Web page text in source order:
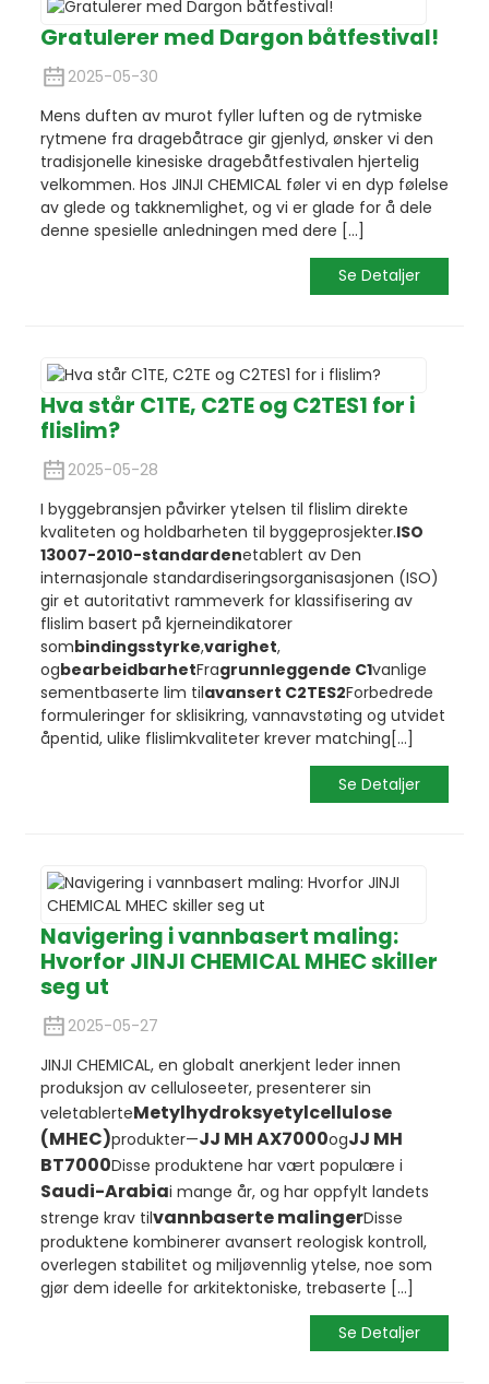
Gratulerer med Dargon båtfestival!
2025-05-30
Mens duften av murot fyller luften og de rytmiske
rytmene fra dragebåtrace gir gjenlyd, ønsker vi den
tradisjonelle kinesiske dragebåtfestivalen hjertelig
velkommen. Hos JINJI CHEMICAL føler vi en dyp følelse
av glede og takknemlighet, og vi er glade for å dele
denne spesielle anledningen med dere [...]
Se Detaljer
Hva står C1TE, C2TE og C2TES1 for i
flislim?
2025-05-28
I byggebransjen påvirker ytelsen til flislim direkte
kvaliteten og holdbarheten til byggeprosjekter.ISO
13007-2010-standardenetablert av Den
internasjonale standardiseringsorganisasjonen (ISO)
gir et autoritativt rammeverk for klassifisering av
flislim basert på kjerneindikatorer
sombindingsstyrke,varighet,
ogbearbeidbarhetFragrunnleggende C1vanlige
sementbaserte lim tilavansert C2TES2Forbedrede
formuleringer for sklisikring, vannavstøting og utvidet
åpentid, ulike flislimkvaliteter krever matching [...]
Se Detaljer
Navigering i vannbasert maling:
Hvorfor JINJI CHEMICAL MHEC skiller
seg ut
2025-05-27
JINJI CHEMICAL, en globalt anerkjent leder innen
produksjon av celluloseeter, presenterer sin
veletablerteMetylhydroksyetylcellulose
(MHEC)produkter—JJ MH AX7000ogJJ MH
BT7000Disse produktene har vært populære i
Saudi-Arabiai mange år, og har oppfylt landets
strenge krav tilvannbaserte malingerDisse
produktene kombinerer avansert reologisk kontroll,
overlegen stabilitet og miljøvennlig ytelse, noe som
gjør dem ideelle for arkitektoniske, trebaserte [...]
Se Detaljer